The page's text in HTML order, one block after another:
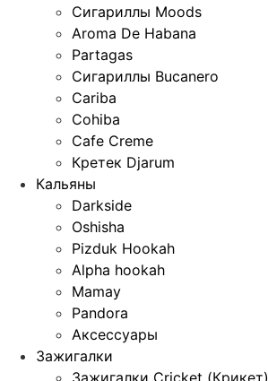
Сигариллы Moods
Aroma De Habana
Partagas
Сигариллы Bucanero
Cariba
Cohiba
Cafe Creme
Кретек Djarum
Кальяны
Darkside
Oshisha
Pizduk Hookah
Alpha hookah
Mamay
Pandora
Аксессуары
Зажигалки
Зажигалки Cricket (Крикет)